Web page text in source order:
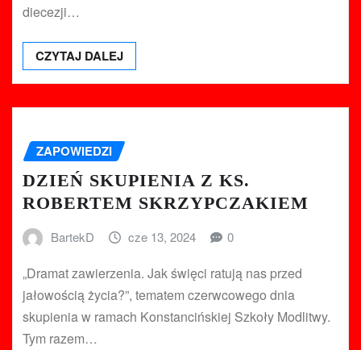
diecezji…
CZYTAJ DALEJ
ZAPOWIEDZI
DZIEŃ SKUPIENIA Z KS.
ROBERTEM SKRZYPCZAKIEM
BartekD cze 13, 2024 0
„Dramat zawierzenia. Jak święci ratują nas przed
jałowością życia?”, tematem czerwcowego dnia
skupienia w ramach Konstancińskiej Szkoły Modlitwy.
Tym razem…